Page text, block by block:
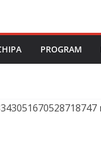
PROGRAM